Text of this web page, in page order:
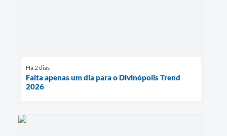
Há 2 dias
Falta apenas um dia para o Divinópolis Trend
2026